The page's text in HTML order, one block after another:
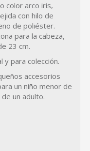
color arco iris,
con hilo de
de poliéster.
para la cabeza,
23 cm.
y para colección.
accesorios
un niño menor de
un adulto.